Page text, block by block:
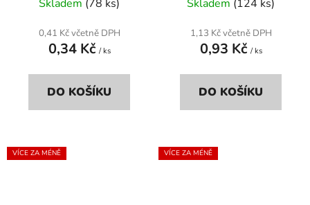
Skladem (78 ks)
0,41 Kč včetně DPH
0,34 Kč / ks
DO KOŠÍKU
Skladem (124 ks)
1,13 Kč včetně DPH
0,93 Kč / ks
DO KOŠÍKU
VÍCE ZA MÉNĚ VÍCE ZA MÉNĚ